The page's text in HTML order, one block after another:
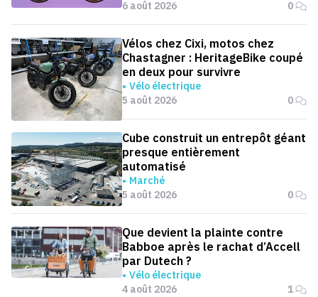
6 août 2026
0
Vélos chez Cixi, motos chez
Chastagner : HeritageBike coupé
en deux pour survivre
Vélo électrique
5 août 2026
0
Cube construit un entrepôt géant
presque entièrement
automatisé
Marché
5 août 2026
0
Que devient la plainte contre
Babboe après le rachat d’Accell
par Dutech ?
Vélo électrique
4 août 2026
1